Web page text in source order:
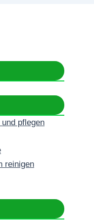
pflegen
reinigen